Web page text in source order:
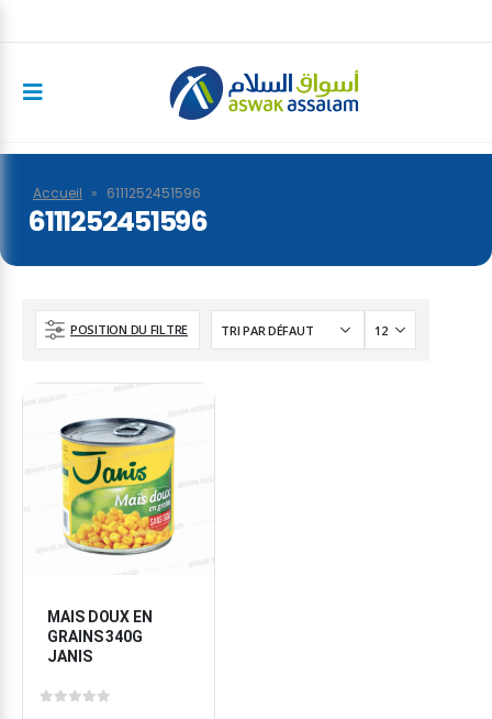
Accueil » 6111252451596
6111252451596
POSITION DU FILTRE
MAIS DOUX EN
GRAINS 340G
JANIS